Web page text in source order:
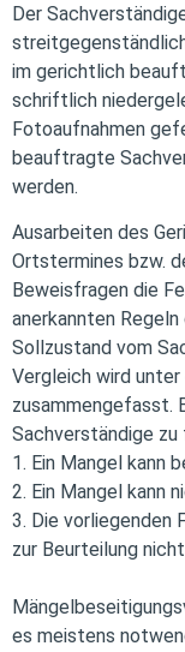
Der
im gerichtlich
schriftlich
Fotoaufnahmen
beauftragte
werden.
Ausarbeiten des
Ortstermines bzw.
Beweisfragen die
anerkannten
Sollzustand vom
Vergleich wird
zusammengefasst.
Sachverständige
1. Ein Mangel kann
2. Ein Mangel kann
3. Die vorliegenden
zur Beurteilung
es meistens